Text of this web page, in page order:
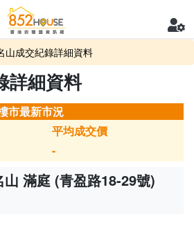
山成交紀錄詳細資料
詳細資料
市最新市況
平均成交價
-
滿庭 (青盈路18-29號)